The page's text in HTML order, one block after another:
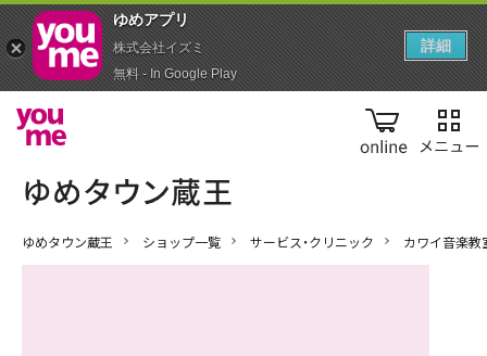
online
ゆめタウン蔵王 ショップ一覧 サービス・クリニック カワイ音楽教
ゆめアプ‪リ‬
株式会社イズミ
無料 - In Google Play
詳細